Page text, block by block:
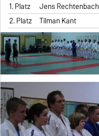
1. Platz
Jens Rechtenbach
2. Platz
Tilman Kant